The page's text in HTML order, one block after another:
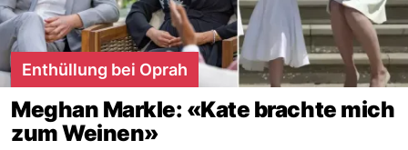
Enthüllung bei Oprah
Meghan Markle: «Kate brachte mich
zum Weinen»